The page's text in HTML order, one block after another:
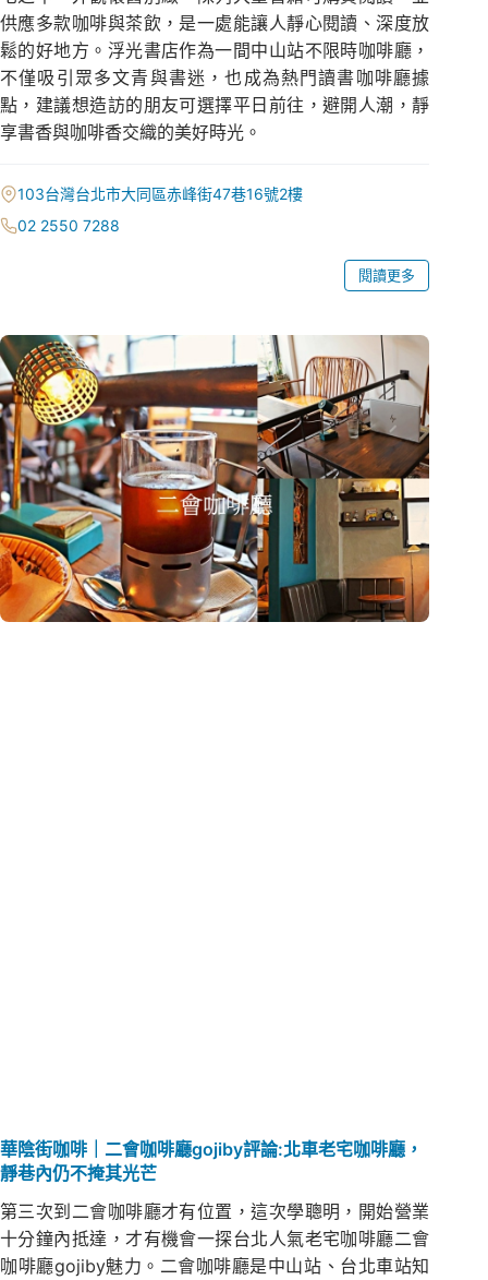
供應多款咖啡與茶飲，是一處能讓人靜心閱讀、深度放
鬆的好地方。浮光書店作為一間中山站不限時咖啡廳，
不僅吸引眾多文青與書迷，也成為熱門讀書咖啡廳據
點，建議想造訪的朋友可選擇平日前往，避開人潮，靜
享書香與咖啡香交織的美好時光。
103台灣台北市大同區赤峰街47巷16號2樓
02 2550 7288
閱讀更多
華陰街咖啡｜二會咖啡廳gojiby評論:北車老宅咖啡廳，
靜巷內仍不掩其光芒
第三次到二會咖啡廳才有位置，這次學聰明，開始營業
十分鐘內抵達，才有機會一探台北人氣老宅咖啡廳二會
咖啡廳gojiby魅力。二會咖啡廳是中山站、台北車站知